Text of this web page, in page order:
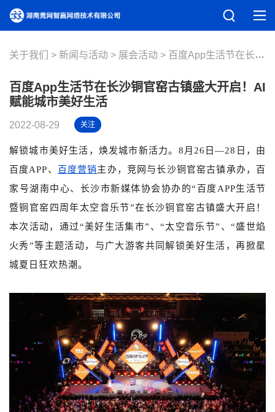
关于我们 新闻与活动 展会活动 百度App生活节在长沙铜官窑古镇盛大开启！AI赋能城市美好生活
百度App生活节在长沙铜官窑古镇盛大开启！AI
赋能城市美好生活
2022-08-29 关注
解锁城市美好生活，焕发城市新活力。8月26日—28日，由
百度APP、 百度营销主办，竞网与长沙铜官窑古镇承办，百
家号湖南中心、长沙市新媒体协会协办的“百度APP生活节
暨铜官窑四周年太空音乐节”在长沙铜官窑古镇盛大开启！
本次活动，通过“美好生活集市”、“太空音乐节”、“盛世焰
火秀”等主题活动，与广大游客共同解锁美好生活，再掀星
城夏日狂欢热潮。